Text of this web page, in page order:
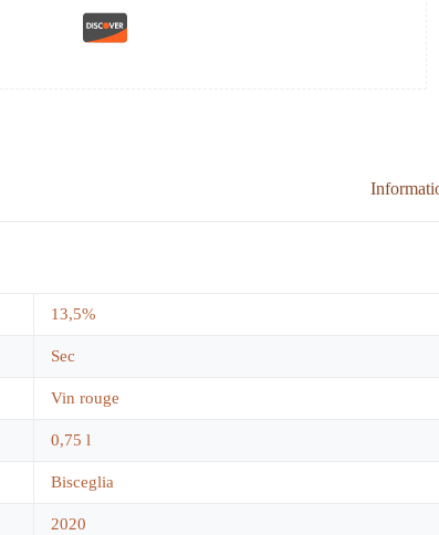
13,5%
Sec
Vin rouge
0,75 l
Bisceglia
2020